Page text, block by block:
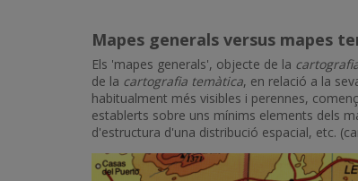
Mapes generals versus mapes
Els 'mapes generals', objecte de la
de la cartografia temàtica, en relació a la
habitualment més visibles i perennes,
establerts sobre uns mínims elements dels
d'estructura d'una distribució espacial, etc.